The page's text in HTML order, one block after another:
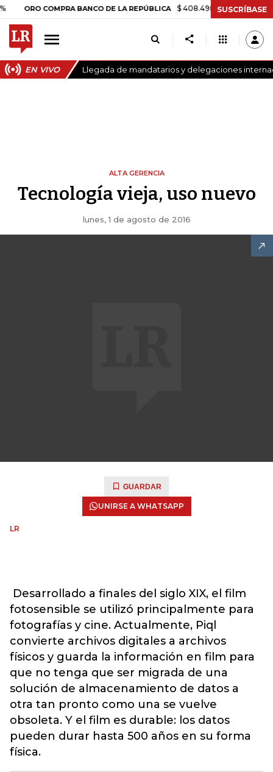
ORO COMPRA BANCO DE LA REPÚBLICA $ 408.498,97 +$ 8.753,81
SUSCRÍBASE
EN VIVO Llegada de mandatarios y delegaciones
ALTA GERENCIA
Tecnología vieja, uso nuevo
lunes, 1 de agosto de 2016
GUARDAR
UNIRSE A WHATSAPP
LR
Desarrollado a finales del siglo XIX, el film
fotosensible se utilizó principalmente para
fotografías y cine. Actualmente, Piql
convierte archivos digitales a archivos
físicos y guarda la información en film para
que no tenga que ser migrada de una
solución de almacenamiento de datos a
otra tan pronto como una se vuelve
obsoleta. Y el film es durable: los datos
pueden durar hasta 500 años en su forma
física.